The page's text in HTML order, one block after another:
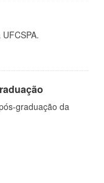
graduação da